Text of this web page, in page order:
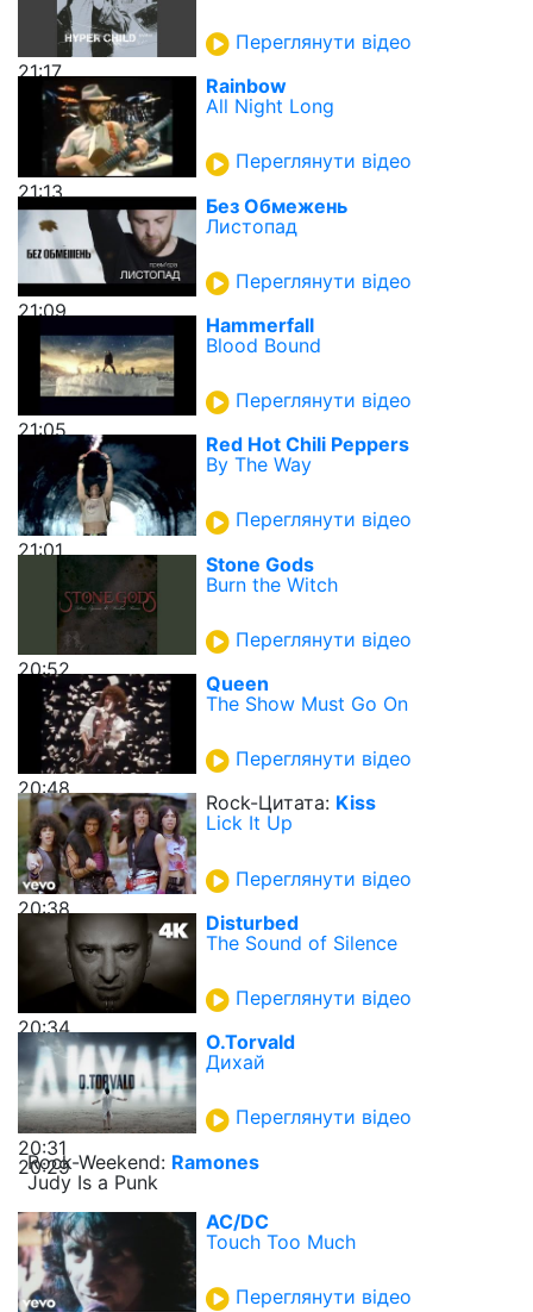
21:17
Переглянути відео
21:13
Rainbow
All Night Long
Переглянути відео
21:09
Без Обмежень
Листопад
Переглянути відео
21:05
Hammerfall
Blood Bound
Переглянути відео
21:01
Red Hot Chili Peppers
By The Way
Переглянути відео
20:52
Stone Gods
Burn the Witch
Переглянути відео
20:48
Queen
The Show Must Go On
Переглянути відео
20:38
Rock-Цитата: Kiss
Lick It Up
Переглянути відео
20:34
Disturbed
The Sound of Silence
Переглянути відео
20:31
O.Torvald
Дихай
Переглянути відео
20:29
Rock-Weekend: Ramones
Judy Is a Punk
AC/DC
Touch Too Much
Переглянути відео